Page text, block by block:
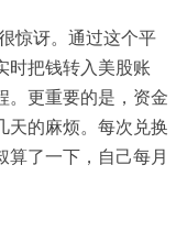
惊讶。通过这个平
时把钱转入美股账
。更重要的是，资金
天的麻烦。每次兑换
算了一下，自己每月